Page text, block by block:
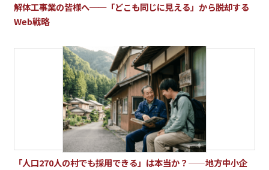
解体工事業の皆様へ──「どこも同じに見える」から脱却する
Web戦略
「人口270人の村でも採用できる」は本当か？——地方中小企